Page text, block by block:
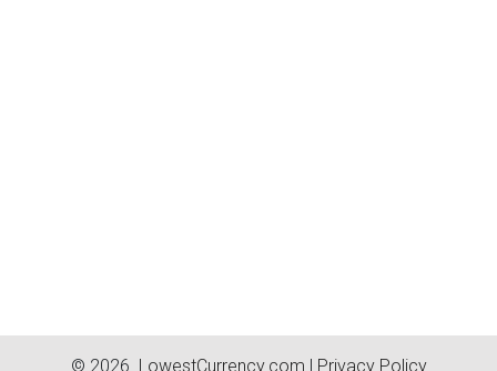
© 2026. LowestCurrency.com | Privacy Policy